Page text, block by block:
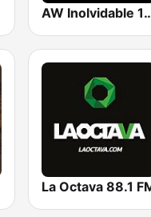
AW Inolvidable
La Octava 88.1